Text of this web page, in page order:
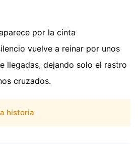
por la cinta
vuelve a reinar por unos
llegadas, dejando solo el rastro
cruzados.
historia